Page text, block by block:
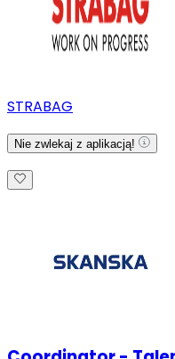
STRABAG
Nie zwlekaj z aplikacją!